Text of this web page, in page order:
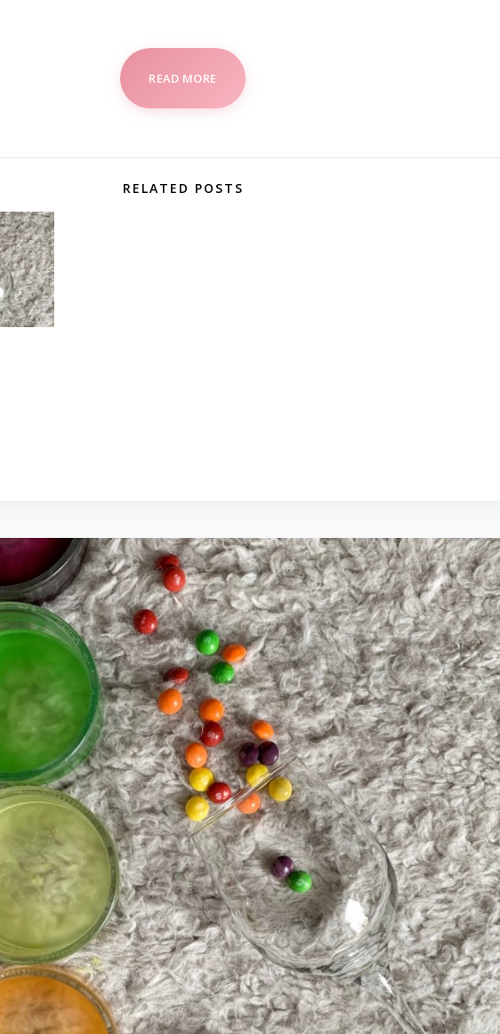
READ MORE
RELATED POSTS